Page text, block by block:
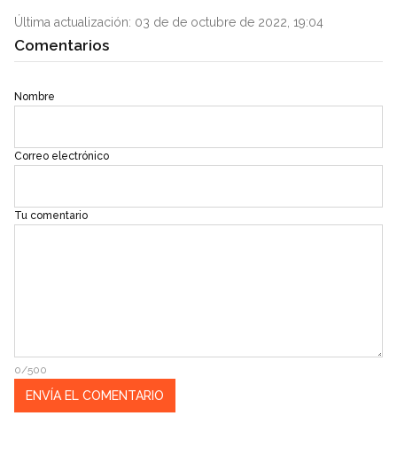
Última actualización: 03 de de octubre de 2022, 19:04
Comentarios
Nombre
Correo electrónico
Tu comentario
0/500